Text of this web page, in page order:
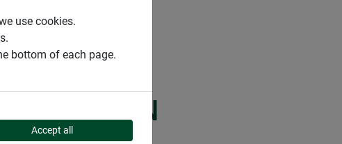
GAZON EN
use cookies.
bottom of each page.
Accept all